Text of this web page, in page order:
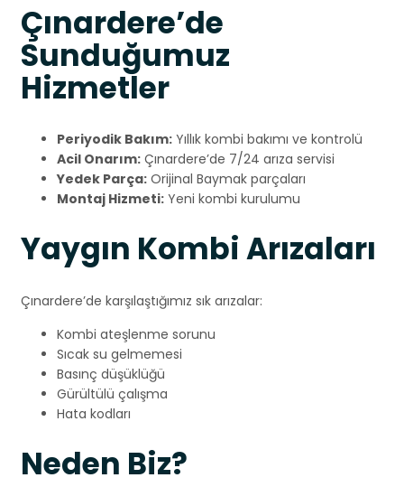
Çınardere’de
Sunduğumuz
Hizmetler
Periyodik Bakım: Yıllık kombi bakımı ve kontrolü
Acil Onarım: Çınardere’de 7/24 arıza servisi
Yedek Parça: Orijinal Baymak parçaları
Montaj Hizmeti: Yeni kombi kurulumu
Yaygın Kombi Arızaları
Çınardere’de karşılaştığımız sık arızalar:
Kombi ateşlenme sorunu
Sıcak su gelmemesi
Basınç düşüklüğü
Gürültülü çalışma
Hata kodları
Neden Biz?